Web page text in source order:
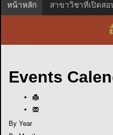
หน้าหลัก สาขาวิชาที่เปิดสอ
Events
By Year